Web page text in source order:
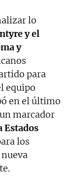
lo
y el
y
para
equipo
en el último
marcador
Estados
los